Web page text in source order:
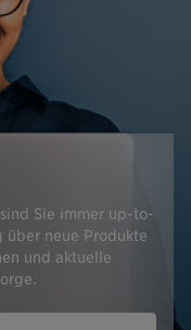
Sie immer up-to-
neue Produkte
und aktuelle